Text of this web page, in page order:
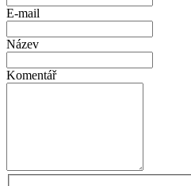
E-mail
Název
Komentář